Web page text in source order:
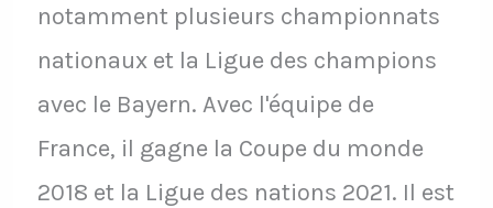
notamment plusieurs championnats
nationaux et la Ligue des champions
avec le Bayern. Avec l'équipe de
France, il gagne la Coupe du monde
2018 et la Ligue des nations 2021. Il est